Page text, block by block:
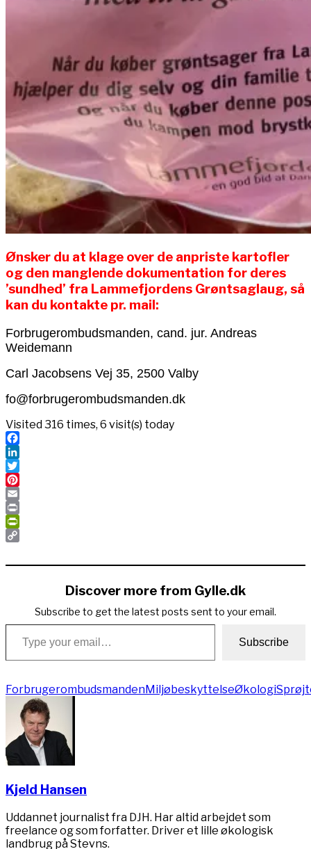
Ønsker du at klage over de anpriste kartofler
og den manglende dokumentation for deres
’sundhed’ fra Lammefjordens Grøntsaglaug, så
kan du kontakte pr. mail:
Forbrugerombudsmanden, cand. jur. Andreas
Weidemann
Carl Jacobsens Vej 35, 2500 Valby
fo@forbrugerombudsmanden.dk
Visited 316 times, 6 visit(s) today
Facebook
LinkedIn
Twitter
Pinterest
Email
Print
PrintFriendly
Link
Discover more from Gylle.dk
Subscribe to get the latest posts sent to your email.
Type your email…
Subscribe
ForbrugerombudsmandenMiljøbeskyttelseØkologi
Kjeld Hansen
Uddannet journalist fra DJH. Har altid arbejdet som
freelance og som forfatter. Driver et lille økologisk
landbrug på Stevns.